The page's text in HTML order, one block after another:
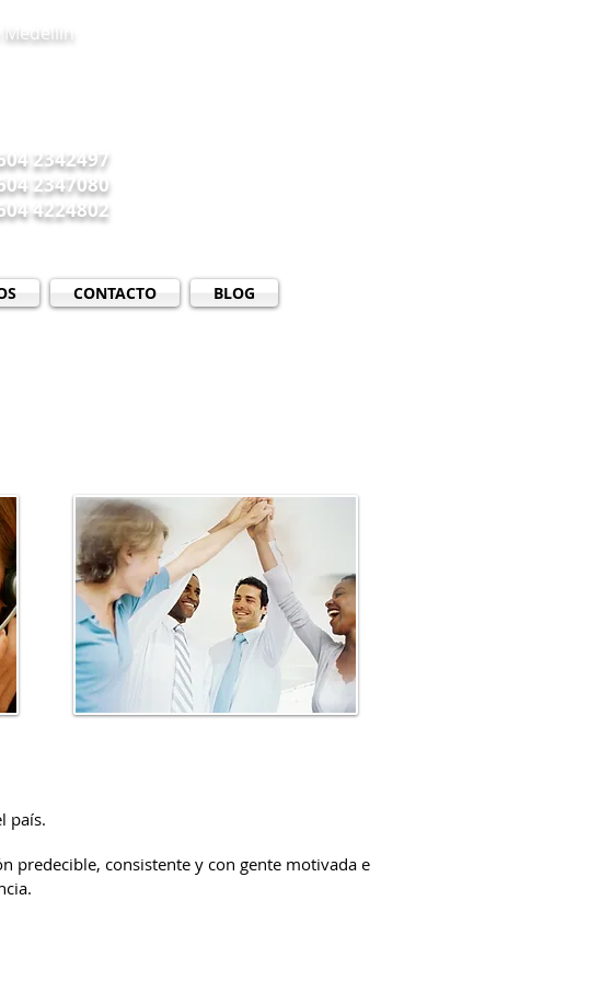
Medellín
2342497
2347080
4224802
CONTACTO BLOG
país.
predecible, consistente y con gente motivada e